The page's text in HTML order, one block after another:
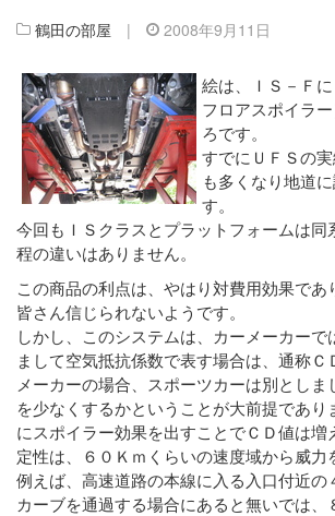
鶴田の部屋 | 2008年9月11日
絵は、ＩＳ－Ｆ
フロアスポイラ
ろです。
すでにＵＦＳの
も多くなり地道
す。
今回もＩＳクラスとプラットフォームは同
程の違いはありません。
この商品の利点は、やはり対費用効果であ
皆さん信じられないようです。
しかし、このシステムは、カーメーカーで
まして空気抵抗係数で表す場合は、通称Ｃ
メーカーの場合、スポーツカーは別としま
を少なくするかということが大前提であり
にスポイラー効果を出すことでＣＤ値は増
定性は、６０Ｋｍくらいの速度域から威力
例えば、高速道路の本線に入る入口付近の
カーブを通過する場合にあると無いでは、